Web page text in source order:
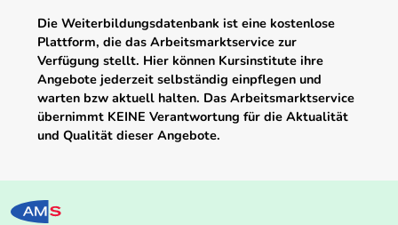
Die Weiterbildungsdatenbank ist eine kostenlose
Plattform, die das Arbeitsmarktservice zur
Verfügung stellt. Hier können Kursinstitute ihre
Angebote jederzeit selbständig einpflegen und
warten bzw aktuell halten. Das Arbeitsmarktservice
übernimmt KEINE Verantwortung für die Aktualität
und Qualität dieser Angebote.